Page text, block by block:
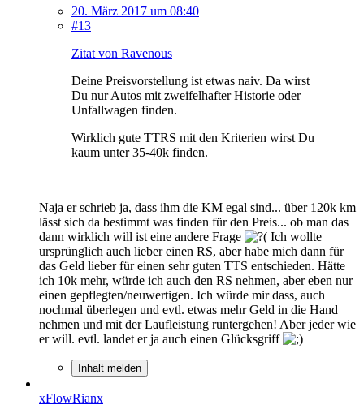
20. März 2017 um 08:40
#13
Zitat von Ravenous
Deine Preisvorstellung ist etwas naiv. Da wirst
Du nur Autos mit zweifelhafter Historie oder
Unfallwagen finden.
Wirklich gute TTRS mit den Kriterien wirst Du
kaum unter 35-40k finden.
Naja er schrieb ja, dass ihm die KM egal sind... über 120k km
lässt sich da bestimmt was finden für den Preis... ob man das
dann wirklich will ist eine andere Frage
Ich wollte
ursprünglich auch lieber einen RS, aber habe mich dann für
das Geld lieber für einen sehr guten TTS entschieden. Hätte
ich 10k mehr, würde ich auch den RS nehmen, aber eben nur
einen gepflegten/neuwertigen. Ich würde mir dass, auch
nochmal überlegen und evtl. etwas mehr Geld in die Hand
nehmen und mit der Laufleistung runtergehen! Aber jeder wie
er will. evtl. landet er ja auch einen Glücksgriff
Inhalt melden
xFlowRianx